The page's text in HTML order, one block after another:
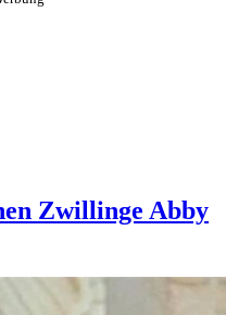
Zwillinge Abby